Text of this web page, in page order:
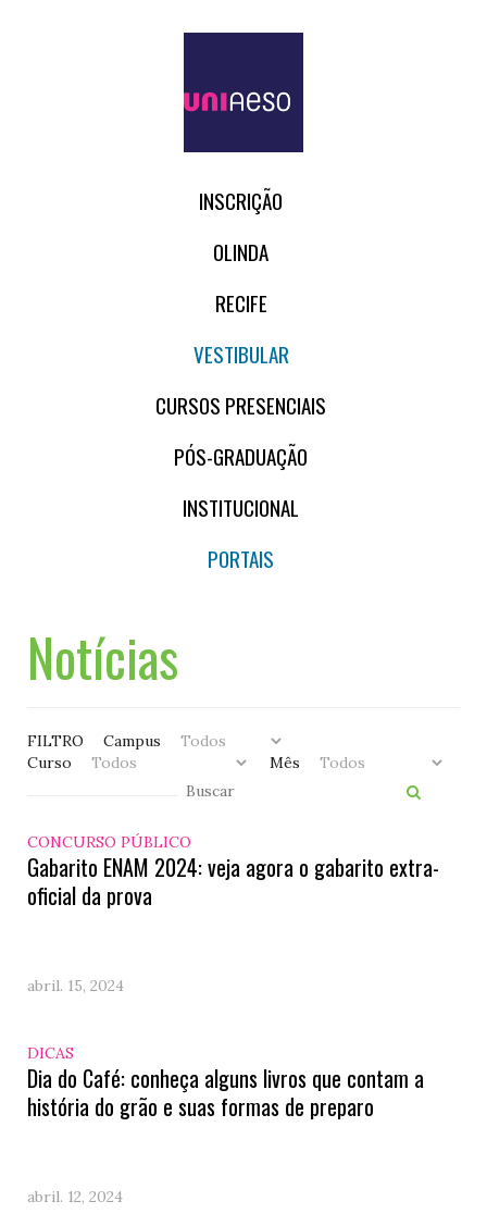
INSCRIÇÃO
OLINDA
RECIFE
VESTIBULAR
CURSOS PRESENCIAIS
PÓS-GRADUAÇÃO
INSTITUCIONAL
PORTAIS
Notícias
FILTRO
Campus
Curso
Mês
CONCURSO PÚBLICO
Gabarito ENAM 2024: veja agora o gabarito extra-
oficial da prova
abril. 15, 2024
DICAS
Dia do Café: conheça alguns livros que contam a
história do grão e suas formas de preparo
abril. 12, 2024